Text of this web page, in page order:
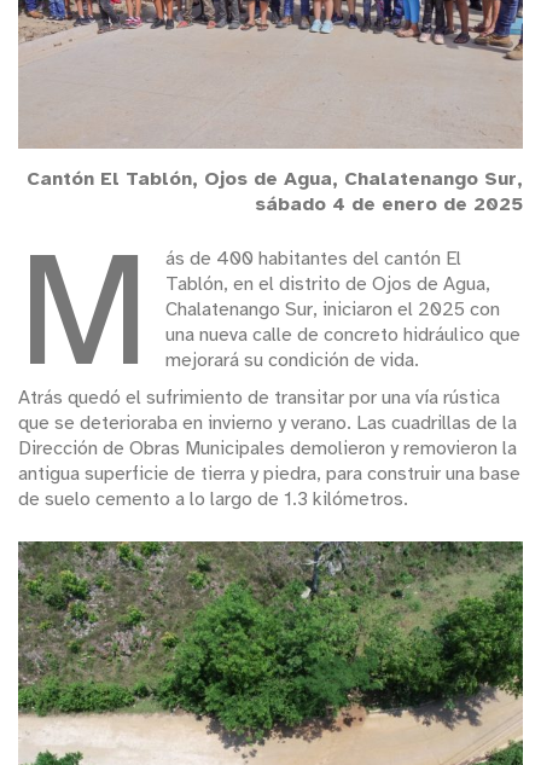
Cantón El Tablón, Ojos de Agua, Chalatenango Sur,
sábado 4 de enero de 2025
M
ás de 400 habitantes del cantón El
Tablón, en el distrito de Ojos de Agua,
Chalatenango Sur, iniciaron el 2025 con
una nueva calle de concreto hidráulico que
mejorará su condición de vida.
Atrás quedó el sufrimiento de transitar por una vía rústica
que se deterioraba en invierno y verano. Las cuadrillas de la
Dirección de Obras Municipales demolieron y removieron la
antigua superficie de tierra y piedra, para construir una base
de suelo cemento a lo largo de 1.3 kilómetros.